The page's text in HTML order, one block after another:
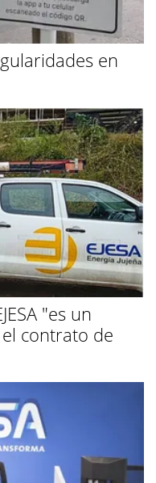
en
"es un
contrato de